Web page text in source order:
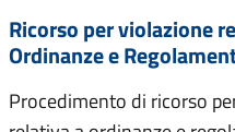
Ricorso per violazione
Ordinanze e
Procedimento di ricorso